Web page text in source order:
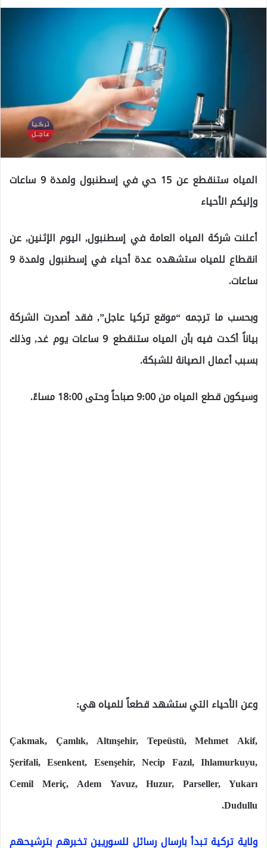
المياه ستنقطع عن 15 حي في إسطنبول ولمدة 9 ساعات
وإليكم الأحياء
أعلنت شركة المياه العامة في إسطنبول, اليوم الإثنين, عن
انقطاع للمياه ستشهده عدة أحياء في إسطنبول ولمدة 9
ساعات.
وبحسب ما ترجمه “موقع تركيا عاجل”, فقد أصدرت الشركة
بياناً أكدت فيه بأن المياه ستنقطع 9 ساعات يوم غد, وذلك
بسبب أعمال الصيانة للشبكة.
وسيكون قطع المياه من 9:00 صباحاً وحتى 18:00 مساءً.
وعن الأحياء التي ستشهد قطعاً للمياه هي:
Çakmak, Çamlık, Altınşehir, Tepeüstü, Mehmet Akif,
Şerifali, Esenkent, Esenşehir, Necip Fazıl, Ihlamurkuyu,
Cemil Meriç, Adem Yavuz, Huzur, Parseller, Yukarı
Dudullu.
ولاية تركية تبدأ بارسال رسائل للسوريين تخبرهم بترشيحهم